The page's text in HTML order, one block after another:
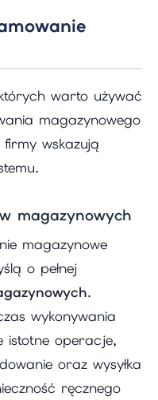
warto używać
magazynowego
wskazują
magazynowych
magazynowe
o pełnej
.
wykonywania
istotne operacje,
oraz wysyłka
ręcznego